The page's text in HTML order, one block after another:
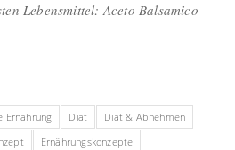
Lebensmittel: Aceto Balsamico
Ernährung Diät
Diät & Abnehmen
Ernährungskonzepte